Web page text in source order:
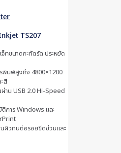
TS207
ทขนาดกะทัดรัด ประหยัด
พิมพ์สูงถึง 4800×1200
สี
ผ่าน USB 2.0 Hi-Speed
การ Windows และ
ผิวทนต่อรอยขีดข่วนและ